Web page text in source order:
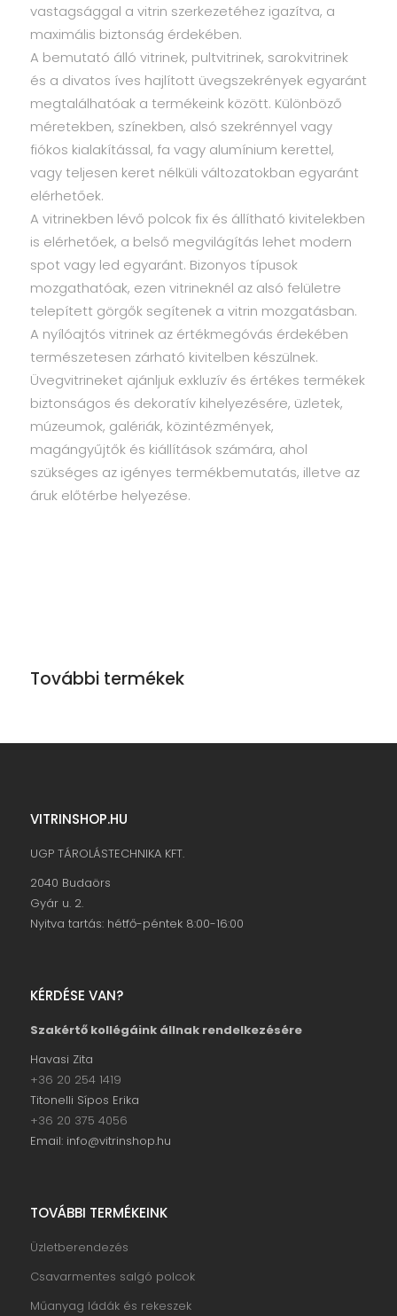
vastagsággal a vitrin szerkezetéhez igazítva, a
maximális biztonság érdekében.
A bemutató álló vitrinek, pultvitrinek, sarokvitrinek
és a divatos íves hajlított üvegszekrények egyaránt
megtalálhatóak a termékeink között. Különböző
méretekben, színekben, alsó szekrénnyel vagy
fiókos kialakítással, fa vagy alumínium kerettel,
vagy teljesen keret nélküli változatokban egyaránt
elérhetőek.
A vitrinekben lévő polcok fix és állítható kivitelekben
is elérhetőek, a belső megvilágítás lehet modern
spot vagy led egyaránt. Bizonyos típusok
mozgathatóak, ezen vitrineknél az alsó felületre
telepített görgők segítenek a vitrin mozgatásban.
A nyílóajtós vitrinek az értékmegóvás érdekében
természetesen zárható kivitelben készülnek.
Üvegvitrineket ajánljuk exkluzív és értékes termékek
biztonságos és dekoratív kihelyezésére, üzletek,
múzeumok, galériák, közintézmények,
magángyűjtők és kiállítások számára, ahol
szükséges az igényes termékbemutatás, illetve az
áruk előtérbe helyezése.
További termékek
VITRINSHOP.HU
UGP TÁROLÁSTECHNIKA KFT.
2040 Budaörs
Gyár u. 2.
Nyitva tartás: hétfő-péntek 8:00-16:00
KÉRDÉSE VAN?
Szakértő kollégáink állnak rendelkezésére
Havasi Zita
+36 20 254 1419
Titonelli Sípos Erika
+36 20 375 4056
Email: info@vitrinshop.hu
TOVÁBBI TERMÉKEINK
Üzletberendezés
Csavarmentes salgó polcok
Műanyag ládák és rekeszek